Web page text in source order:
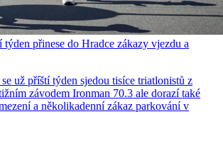
týden přinese do Hradce zákazy vjezdu a
už příští týden sjedou tisíce triatlonistů z
závodem Ironman 70.3 ale dorazí také
a několikadenní zákaz parkování v